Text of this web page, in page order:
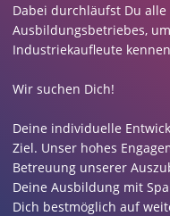
Dabei durchläufst Du
Ausbildungsbetriebes,
Industriekaufleute
Wir suchen Dich!
Deine individuelle
Ziel. Unser hohes
Betreuung unserer
Deine Ausbildung mit
Dich bestmöglich auf